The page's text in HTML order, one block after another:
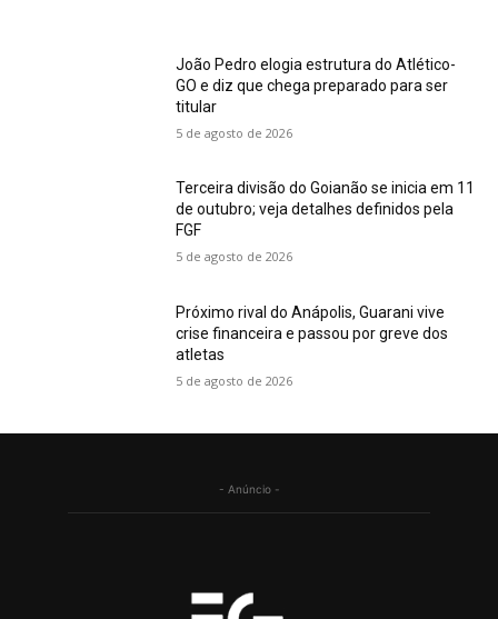
João Pedro elogia estrutura do Atlético-
GO e diz que chega preparado para ser
titular
5 de agosto de 2026
Terceira divisão do Goianão se inicia em 11
de outubro; veja detalhes definidos pela
FGF
5 de agosto de 2026
Próximo rival do Anápolis, Guarani vive
crise financeira e passou por greve dos
atletas
5 de agosto de 2026
- Anúncio -